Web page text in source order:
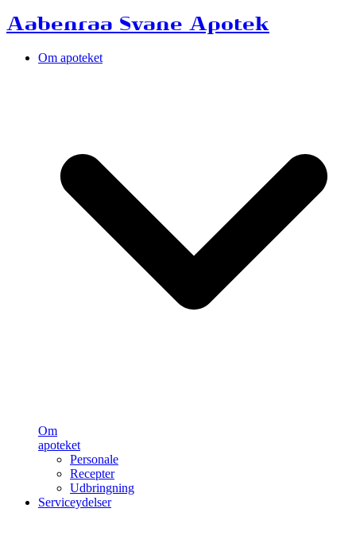
Aabenraa Svane Apotek
Om apoteket
Om
apoteket
Personale
Recepter
Udbringning
Serviceydelser